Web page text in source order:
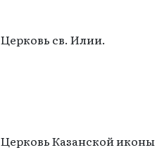
Церковь св. Илии.
Церковь Казанской